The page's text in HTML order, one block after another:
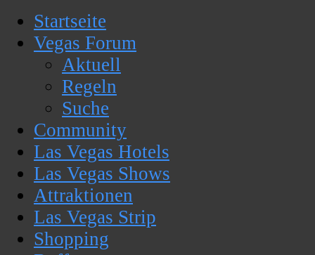
Startseite
Vegas Forum
Aktuell
Regeln
Suche
Community
Las Vegas Hotels
Las Vegas Shows
Attraktionen
Las Vegas Strip
Shopping